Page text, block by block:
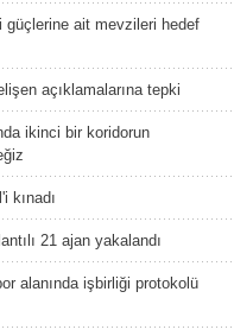
güçlerine ait mevzileri hedef
açıklamalarına tepki
ikinci bir koridorun
kınadı
21 ajan yakalandı
alanında işbirliği protokolü